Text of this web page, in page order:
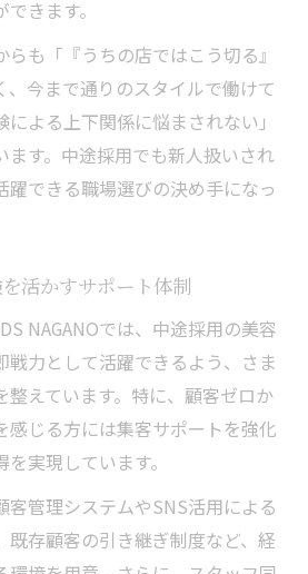
きます。
も「『うちの店ではこう切る』
、今まで通りのスタイルで働けて
よる上下関係に悩まされない」
ます。中途採用でも新人扱いされ
躍できる職場選びの決め手になっ
活かすサポート体制
NAGANOでは、中途採用の美容
戦力として活躍できるよう、さま
整えています。特に、顧客ゼロか
感じる方には集客サポートを強化
実現しています。
客管理システムやSNS活用による
既存顧客の引き継ぎ制度など、経